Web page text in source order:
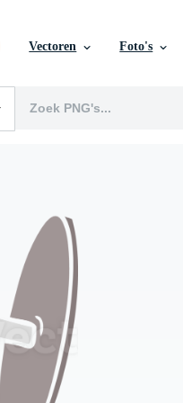
Vectoren Foto's